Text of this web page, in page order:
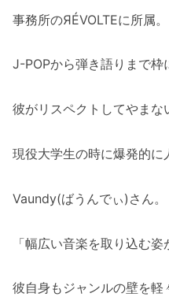
事務所のЯÉVOLTEに所属。
J-POPから弾き語りまで枠
彼がリスペクトしてやまな
現役大学生の時に爆発的に
Vaundy(ばうんでぃ)さん。
「幅広い音楽を取り込む
彼自身もジャンルの壁を軽